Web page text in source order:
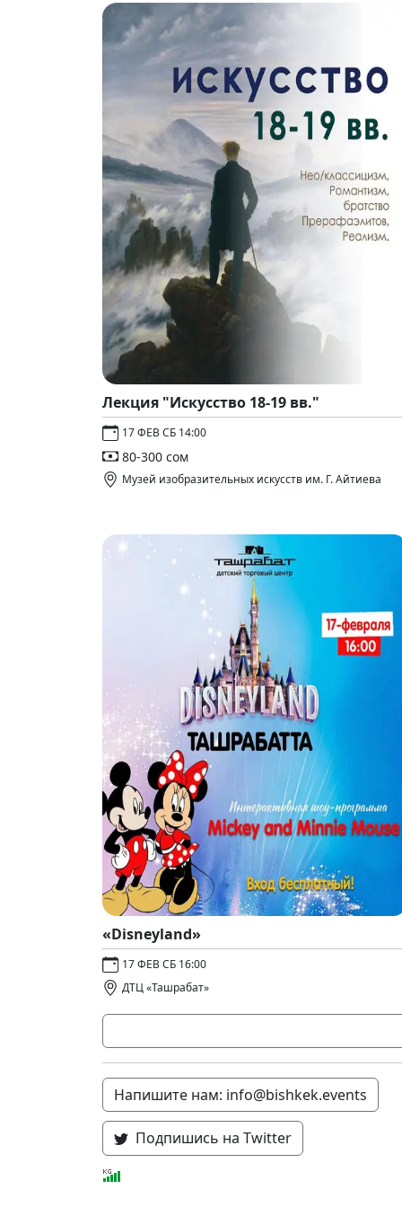
Лекция "Искусство 18-19 вв."
17 ФЕВ СБ 14:00
80-300 сом
Музей изобразительных искусств им. Г. Айтиева
«Disneyland»
17 ФЕВ СБ 16:00
ДТЦ «Ташрабат»
Напишите нам: info@bishkek.events
Подпишись на Twitter